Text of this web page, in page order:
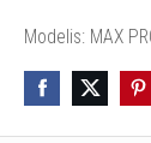
Modelis: MAX